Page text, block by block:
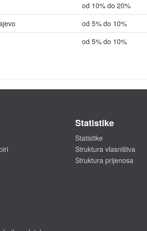
od 10% do 20%
od 5% do 10%
od 5% do 10%
Statistike
Statistike
Struktura vlasništva
Struktura prijenosa